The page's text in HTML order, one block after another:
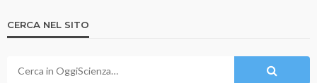
CERCA NEL SITO